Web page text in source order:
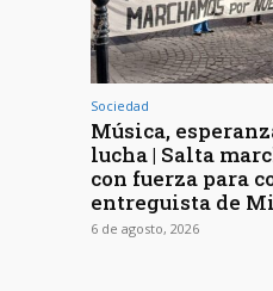
Sociedad
Música,
lucha | Salta
con fuerza para
entreguista de
6 de agosto, 2026